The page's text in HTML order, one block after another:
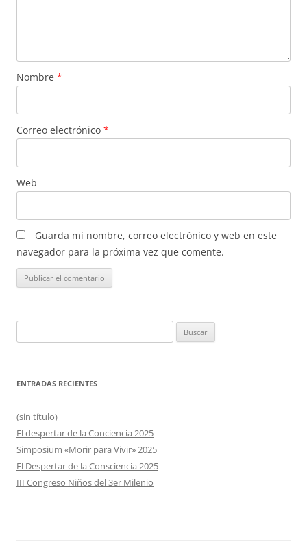
Nombre *
Correo electrónico *
Web
Guarda mi nombre, correo electrónico y web en este
navegador para la próxima vez que comente.
ENTRADAS RECIENTES
(sin título)
El despertar de la Conciencia 2025
Simposium «Morir para Vivir» 2025
El Despertar de la Consciencia 2025
III Congreso Niños del 3er Milenio